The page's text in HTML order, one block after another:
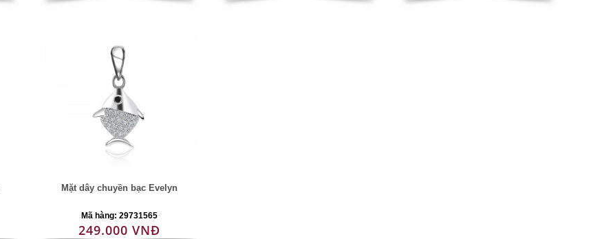
Mặt dây chuyền bạc Evelyn
Mã hàng: 29731565
249.000 VNĐ